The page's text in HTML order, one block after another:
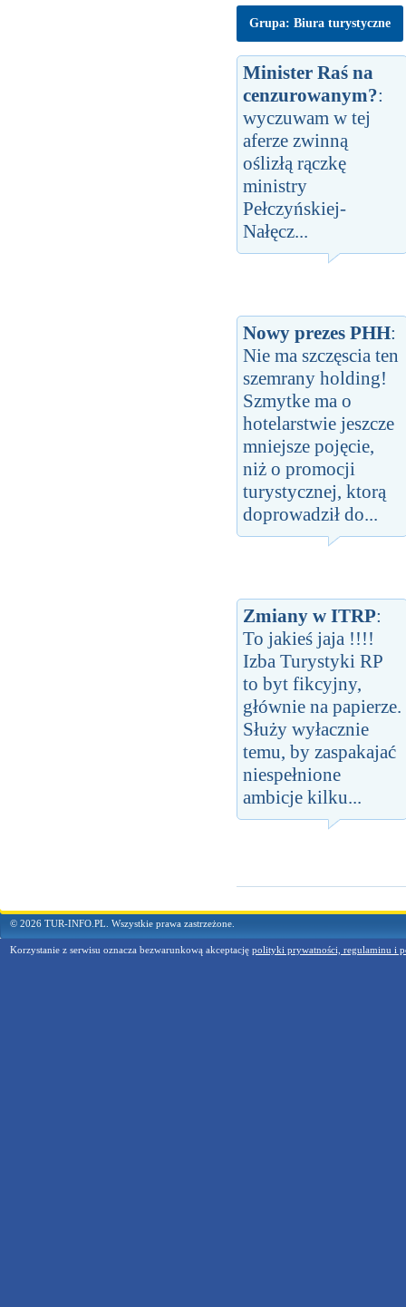
Grupa: Biura turystyczne
Minister Raś na
cenzurowanym?:
wyczuwam w tej
aferze zwinną
oślizłą rączkę
ministry
Pełczyńskiej-
Nałęcz...
Nowy prezes PHH:
Nie ma szczęscia ten
szemrany holding!
Szmytke ma o
hotelarstwie jeszcze
mniejsze pojęcie,
niż o promocji
turystycznej, ktorą
doprowadził do...
Zmiany w ITRP:
To jakieś jaja !!!!
Izba Turystyki RP
to byt fikcyjny,
głównie na papierze.
Służy wyłacznie
temu, by zaspakajać
niespełnione
ambicje kilku...
© 2026 TUR-INFO.PL. Wszystkie prawa zastrzeżone.
Korzystanie z serwisu oznacza bezwarunkową akceptację polityki prywatności, regulaminu i